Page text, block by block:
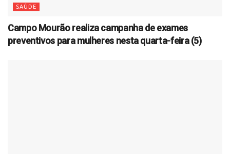
SAÚDE
Campo Mourão realiza campanha de exames
preventivos para mulheres nesta quarta-feira (5)